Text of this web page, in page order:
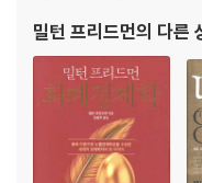
4장 요람에서 무덤까지
1. 현대복지국가 출현
2. 복지국가의 결과
3. 복지국가에 대한 그릇된
해 거시경제에서 화폐의
하는, 이
밀턴 프리드먼의 다른